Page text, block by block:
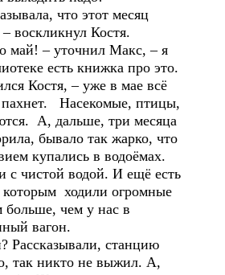
что этот месяц
воскликнул Костя.
май! – уточнил Макс, – я
есть книжка про это.
Костя, – уже в мае всё
пахнет. Насекомые, птицы,
А, дальше, три месяца
бывало так жарко, что
купались в водоёмах.
с чистой водой. И ещё есть
которым ходили огромные
больше, чем у нас в
вагон.
Рассказывали, станцию
так никто не выжил. А,